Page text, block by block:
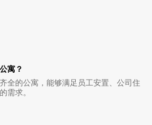
寓？
全的公寓，能够满足员工安置、公司住
需求。